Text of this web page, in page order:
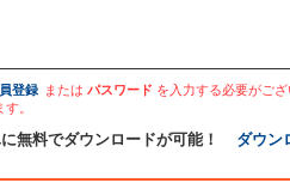
登録 または パスワード を入力する必要がござ
。
無料でダウンロードが可能！ ダウン